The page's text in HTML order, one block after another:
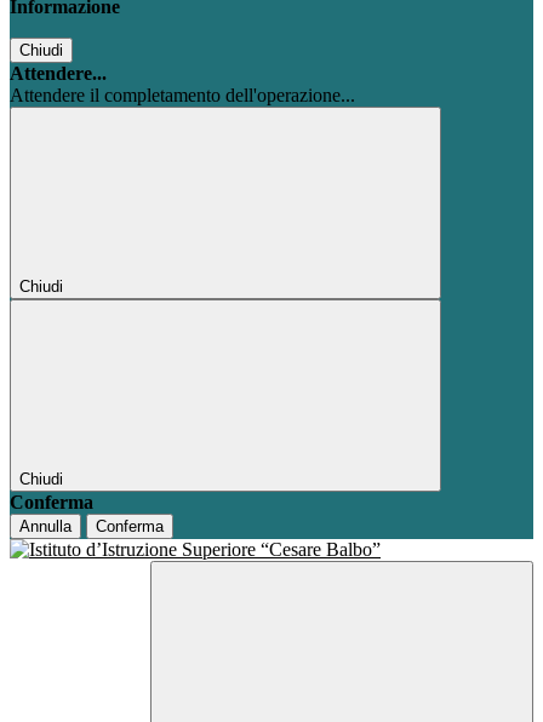
Informazione
Chiudi
Attendere...
Attendere il completamento dell'operazione...
Chiudi
Chiudi
Conferma
Annulla Conferma